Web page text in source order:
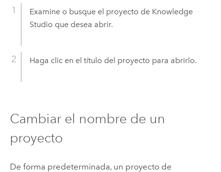
Examine o busque el proyecto de Knowledge
Studio que desea abrir.
Haga clic en el título del proyecto para abrirlo.
Cambiar el nombre de un
proyecto
De forma predeterminada, un proyecto de